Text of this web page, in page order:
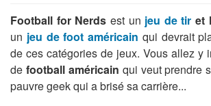
Football for Nerds est un jeu de tir et
un jeu de foot américain qui devrait
de ces catégories de jeux. Vous allez y
de football américain qui veut prendre
pauvre geek qui a brisé sa carrière...